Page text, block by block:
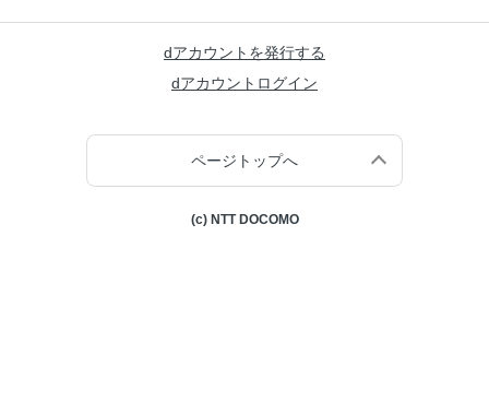
dアカウントを発行する
dアカウントログイン
ページトップへ
(c) NTT DOCOMO